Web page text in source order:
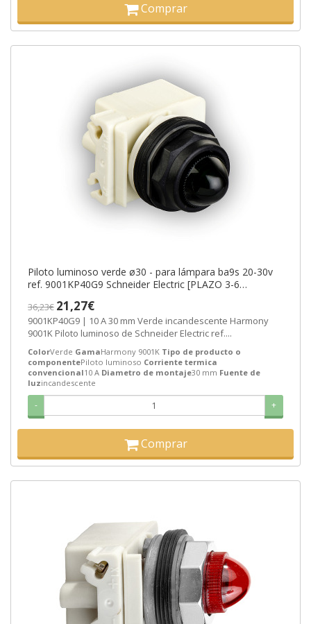
Comprar
Piloto luminoso verde ø30 - para lámpara ba9s 20-30v
ref. 9001KP40G9 Schneider Electric [PLAZO 3-6
36,23€ 21,27€
9001KP40G9 | 10 A 30 mm Verde incandescente Harmony
9001K Piloto luminoso de Schneider Electric ref....
ColorVerde GamaHarmony 9001K Tipo de producto o
componentePiloto luminoso Corriente termica
convencional10 A Diametro de montaje30 mm Fuente de
luzincandescente
- +
Comprar